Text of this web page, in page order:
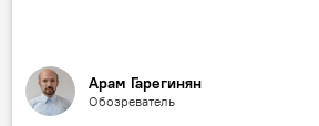
Арам Гарегинян
Обозреватель